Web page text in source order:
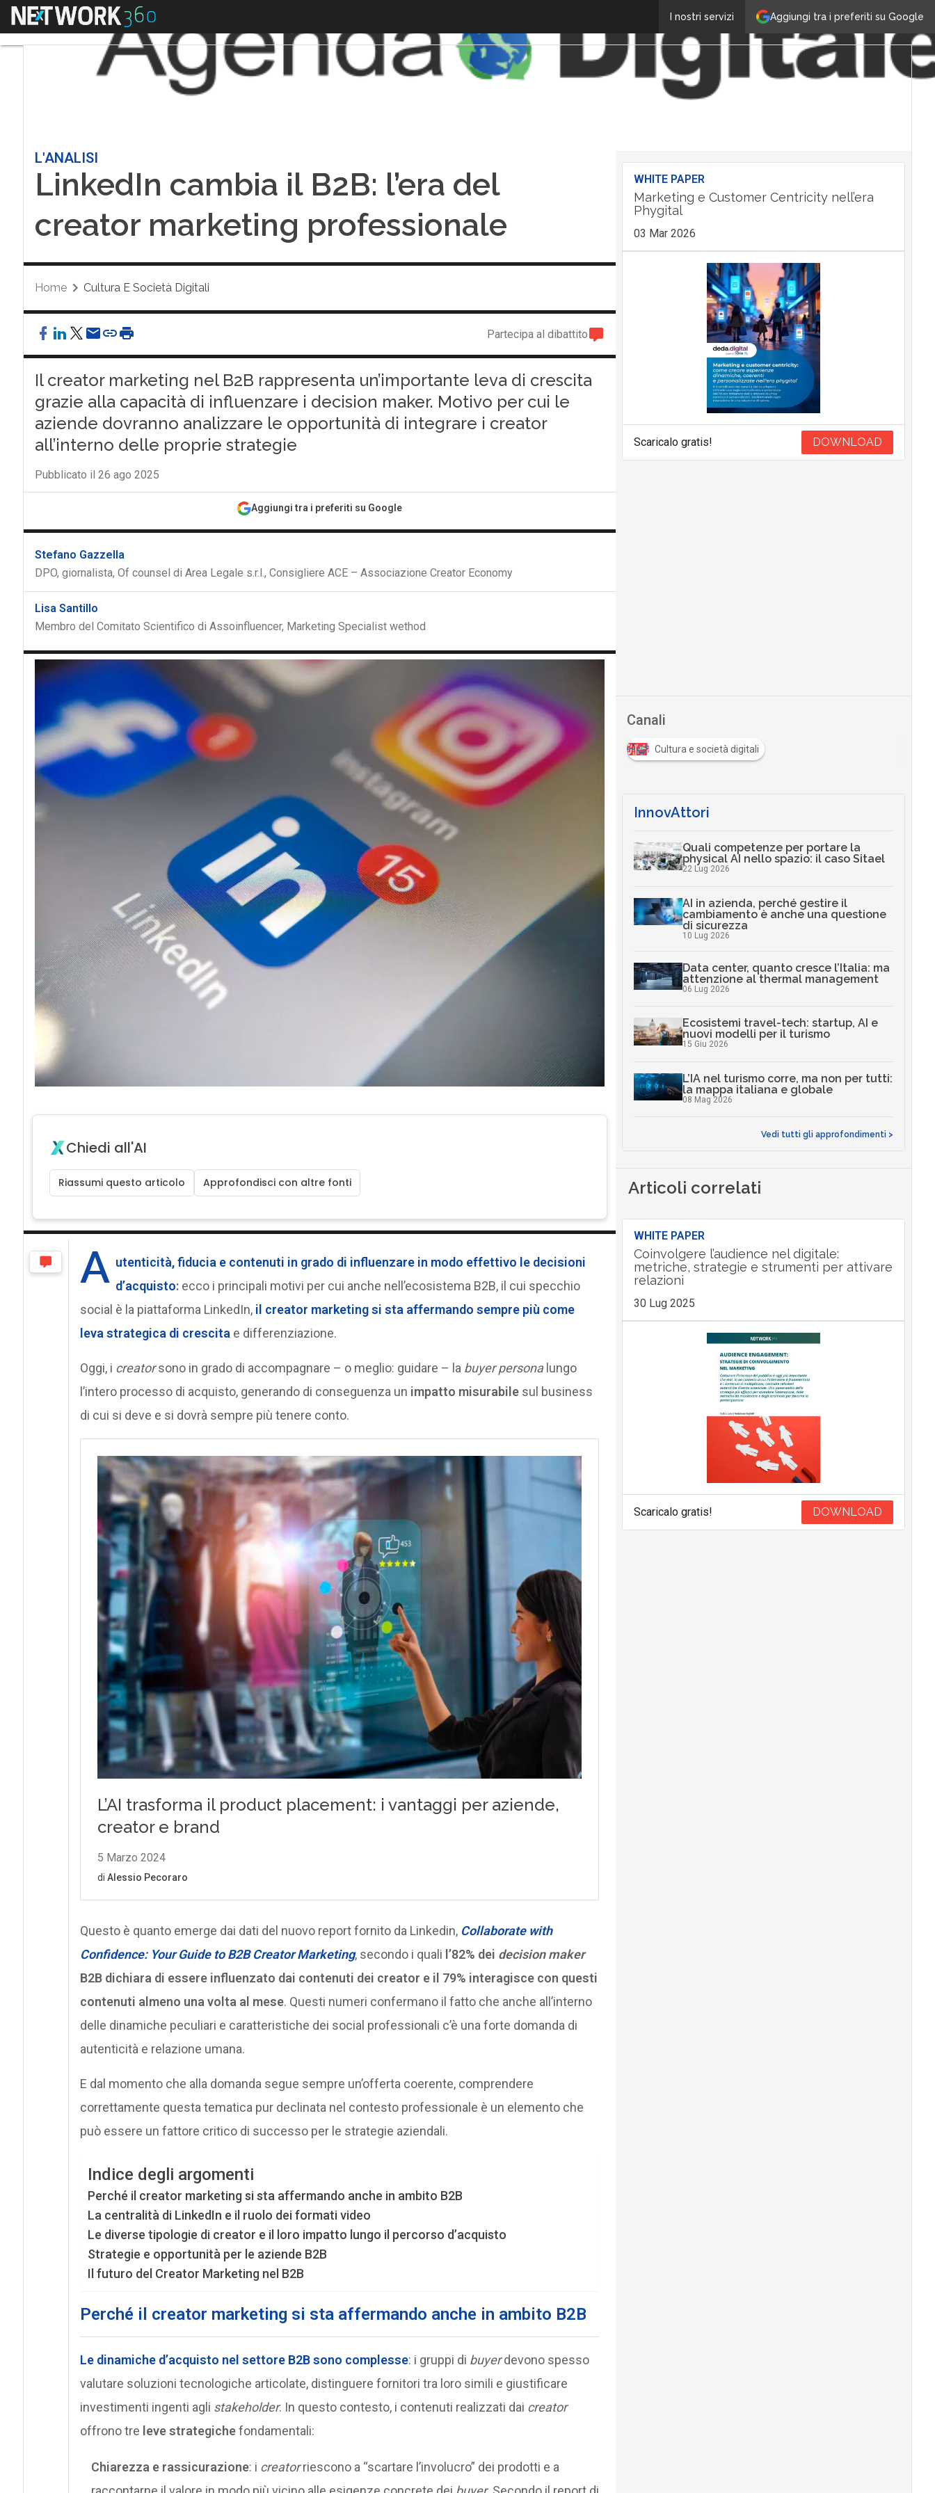
Aggiungi tra i preferiti su Google
I nostri servizi
Menu
L'ANALISI
LinkedIn cambia il B2B: l’era del
creator marketing professionale
Home Cultura E Società Digitali
Partecipa al dibattito
Il creator marketing nel B2B rappresenta un’importante leva di crescita
grazie alla capacità di influenzare i decision maker. Motivo per cui le
aziende dovranno analizzare le opportunità di integrare i creator
all’interno delle proprie strategie
Pubblicato il 26 ago 2025
Aggiungi tra i preferiti su Google
Stefano Gazzella
DPO, giornalista, Of counsel di Area Legale s.r.l., Consigliere ACE – Associazione Creator Economy
Lisa Santillo
Membro del Comitato Scientifico di Assoinfluencer, Marketing Specialist wethod
Chiedi all'AI
Riassumi questo articolo Approfondisci con altre fonti
A utenticità, fiducia e contenuti in grado di influenzare in modo effettivo le decisioni
d’acquisto: ecco i principali motivi per cui anche nell’ecosistema B2B, il cui specchio
social è la piattaforma LinkedIn, il creator marketingsi sta affermando sempre più come
leva strategica di crescita e differenziazione.
Oggi, i creatorsono in grado di accompagnare – o meglio: guidare – la buyer personalungo
l’intero processo di acquisto, generando di conseguenza un impatto misurabilesul business
di cui si deve e si dovrà sempre più tenere conto.
Questo è quanto emerge dai dati del nuovo report fornito da Linkedin, Collaborate with
Confidence: Your Guide to B2B Creator Marketing, secondo i quali l’82% dei decision maker
B2B dichiara di essere influenzato dai contenuti dei creator e il 79% interagisce con questi
contenuti almeno una volta al mese. Questi numeri confermano il fatto che anche all’interno
delle dinamiche peculiari e caratteristiche dei social professionali c’è una forte domanda di
autenticità e relazione umana.
E dal momento che alla domanda segue sempre un’offerta coerente, comprendere
correttamente questa tematica pur declinata nel contesto professionale è un elemento che
può essere un fattore critico di successo per le strategie aziendali.
Indice degli argomenti
Perché il creator marketing si sta affermando anche in ambito B2B
La centralità di LinkedIn e il ruolo dei formati video
Le diverse tipologie di creator e il loro impatto lungo il percorso d’acquisto
Strategie e opportunità per le aziende B2B
Il futuro del Creator Marketing nel B2B
Perché il creator marketing si sta affermando anche in ambito B2B
Le dinamiche d’acquisto nel settore B2Bsono complesse: i gruppi di buyerdevono spesso
valutare soluzioni tecnologiche articolate, distinguere fornitori tra loro simili e giustificare
investimenti ingenti agli stakeholder. In questo contesto, i contenuti realizzati dai creator
offrono tre leve strategichefondamentali:
Chiarezza e rassicurazione: i creatorriescono a “scartare l’involucro” dei prodotti e a
WHITE PAPER
Marketing e Customer Centricity nell’era
Phygital
03 Mar 2026
Scaricalo gratis! DOWNLOAD
Canali
Cultura e società digitali
InnovAttori
Quali competenze per portare la
physical AI nello spazio: il caso Sitael
22 Lug 2026
AI in azienda, perché gestire il
cambiamento è anche una questione
di sicurezza
10 Lug 2026
Data center, quanto cresce l’Italia: ma
attenzione al thermal management
06 Lug 2026
Ecosistemi travel-tech: startup, AI e
nuovi modelli per il turismo
15 Giu 2026
L’IA nel turismo corre, ma non per tutti:
la mappa italiana e globale
08 Mag 2026
Vedi tutti gli approfondimenti >
Articoli correlati
WHITE PAPER
Coinvolgere l’audience nel digitale:
metriche, strategie e strumenti per attivare
relazioni
30 Lug 2025
Scaricalo gratis! DOWNLOAD